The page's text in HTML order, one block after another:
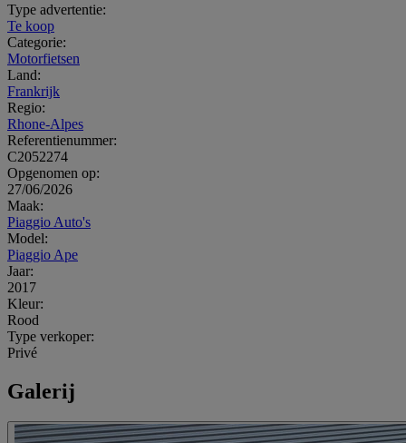
Type advertentie:
Te koop
Categorie:
Motorfietsen
Land:
Frankrijk
Regio:
Rhone-Alpes
Referentienummer:
C2052274
Opgenomen op:
27/06/2026
Maak:
Piaggio Auto's
Model:
Piaggio Ape
Jaar:
2017
Kleur:
Rood
Type verkoper:
Privé
Galerij